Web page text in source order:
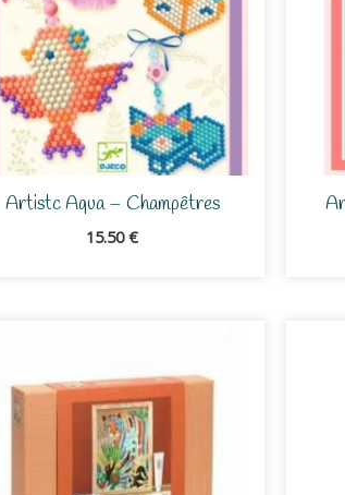
Artistc Aqua – Champêtres
15.50€